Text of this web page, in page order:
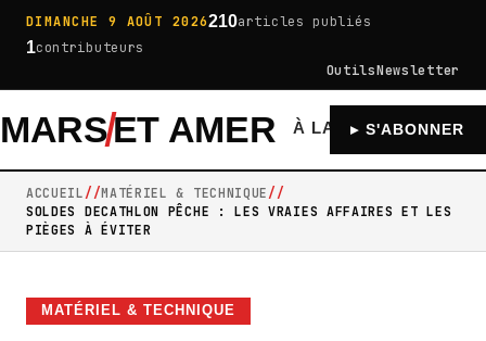
DIMANCHE 9 AOÛT 2026210articles publiés
1contributeurs
OutilsNewsletter
MARSET AMER À LA UNE▸ S'ABONNER
ACCUEIL
MATÉRIEL & TECHNIQUE
SOLDES DECATHLON PÊCHE : LES VRAIES AFFAIRES ET LES
PIÈGES À ÉVITER
MATÉRIEL & TECHNIQUE